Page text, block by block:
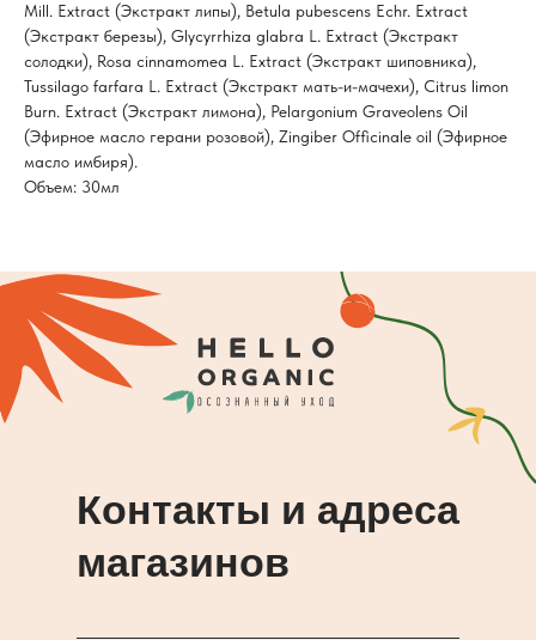
Mill. Extract (Экстракт липы), Betula pubescens Echr. Extract
(Экстракт березы), Glycyrrhiza glabra L. Extract (Экстракт
солодки), Rosa cinnamomea L. Extract (Экстракт шиповника),
Tussilago farfara L. Extract (Экстракт мать-и-мачехи), Citrus limon
Burn. Extract (Экстракт лимона), Pelargonium Graveolens Oil
(Эфирное масло герани розовой), Zingiber Officinale oil (Эфирное
масло имбиря).
Объем: 30мл
Контакты и адреса
магазинов